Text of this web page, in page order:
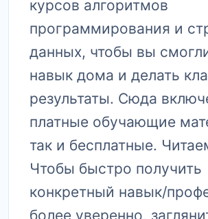
курсов алгоритмов
программирования и
данных, чтобы вы
навык дома и делать
результаты. Сюда
платные обучающие
так и бесплатные.
Чтобы быстро получить
конкретный навык/
более уверенно,